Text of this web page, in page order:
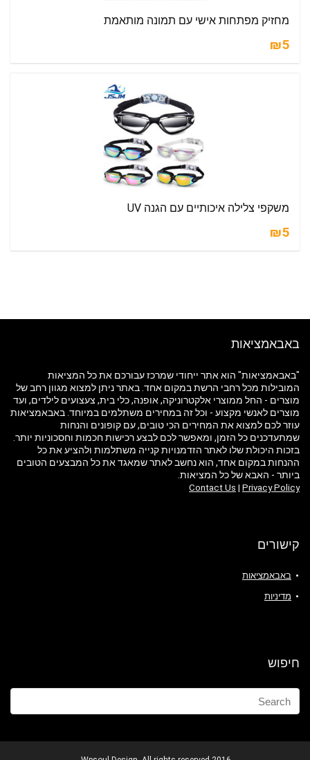
מחזיק מפתחות אישי עם תמונה מותאמת
₪5
משקפי צלילה איכותיים עם הגנה UV
₪5
באבאמציאות
"באבאמציאות" הוא אתר ייחודי שמרכז עבורכם את כל המציאות
המובילות מכל רחבי הרשת במקום אחד. באתר ניתן למצוא מגוון רחב של
מוצרים - החל ממוצרי אלקטרוניקה, אופנה, כלי בית, צעצועים לילדים, ועד
מוצרים לאנשי מקצוע - וכל זה במחירים משתלמים במיוחד. באבאמציאות
עוזר לכם למצוא את המחירים הכי טובים, עם קופונים והנחות
שמתעדכנים כל הזמן, ומאפשר לכם לבצע רכישות חכמות וחסכוניות יותר.
בזכות היכולת שלו לאתר הזדמנויות קנייה משתלמות ולהציע את כל
ההנחות במקום אחד, הוא נחשב לאתר שמאגד את כל המבצעים הטובים
ביותר - האבא של כל המציאות.
Contact Us | Privacy Policy
קישורים
באבאמציאות
מדיניות
חיפוש